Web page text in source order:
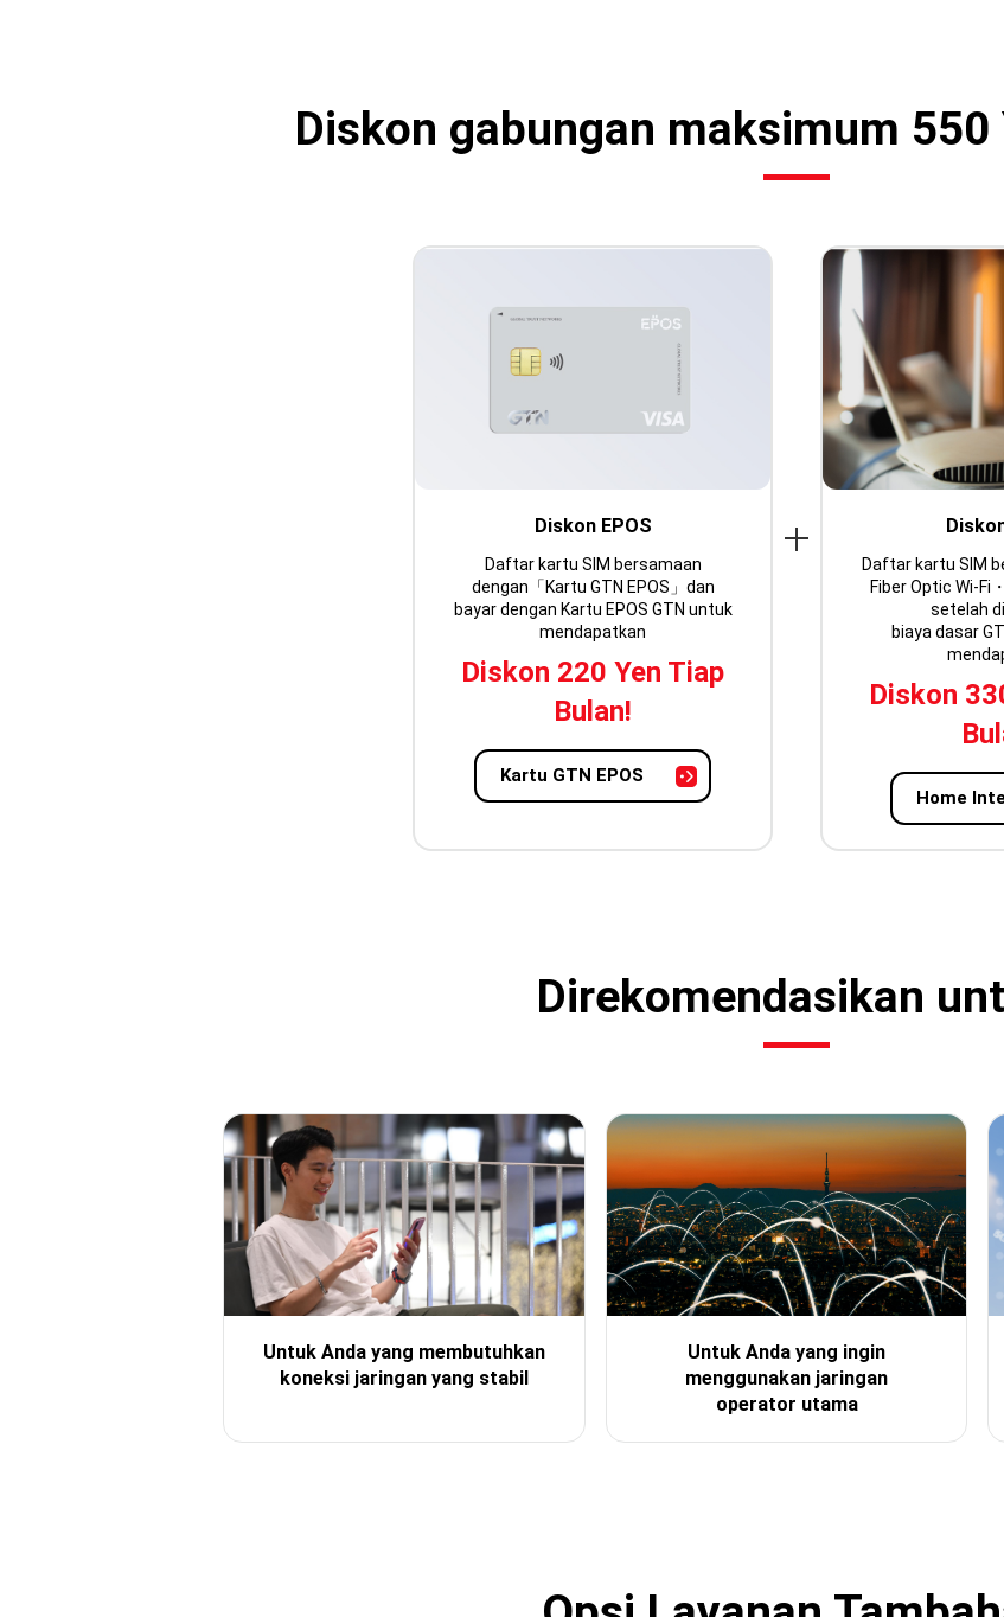
Diskon gabungan maksimum 550
Diskon EPOS
Daftar kartu SIM bersamaan
dengan「Kartu GTN EPOS」dan
bayar dengan Kartu EPOS GTN untuk
mendapatkan
Diskon 220 Yen Tiap
Bulan!
Kartu GTN EPOS
Daftar kartu SIM
Fiber Optic Wi-Fi
setelah
biaya dasar
Diskon
Home
Direkomendasikan
Untuk Anda yang membutuhkan
koneksi jaringan yang stabil
Untuk Anda yang ingin
menggunakan jaringan
operator utama